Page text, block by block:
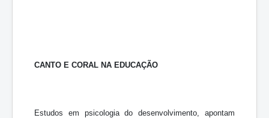
CANTO E CORAL NA EDUCAÇÃO
Estudos em psicologia do desenvolvimento, apontam